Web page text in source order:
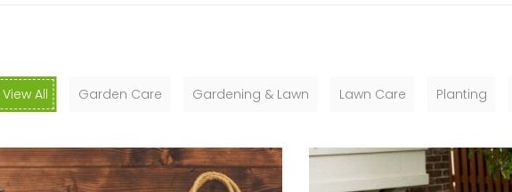
View All Garden Care Gardening & Lawn Lawn Care Planting